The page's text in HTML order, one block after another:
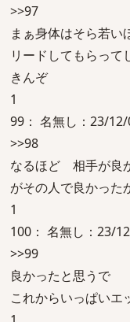
>>97
まぁ身体はそら若い
リードしてもらって
きんぞ
1
99： 名無し：23/
>>98
なるほど 相手が良
がその人で良かった
1
100： 名無し：23/
>>99
良かったと思うで
これからいっぱいエ